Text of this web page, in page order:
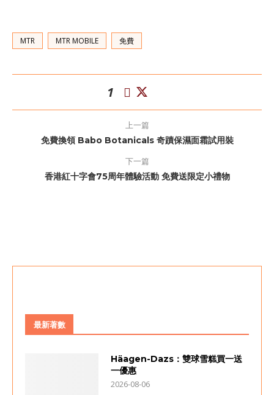
MTR MTR MOBILE 免費
1
上一篇
免費換領 Babo Botanicals 奇蹟保濕面霜試用裝
下一篇
香港紅十字會75周年體驗活動 免費送限定小禮物
最新著數
Häagen-Dazs：雙球雪糕買一送
一優惠
2026-08-06